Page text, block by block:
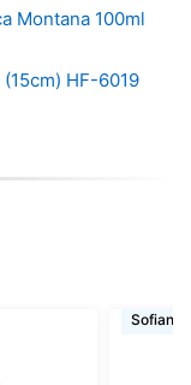
Montana 100ml
HF-6019
Αυτό